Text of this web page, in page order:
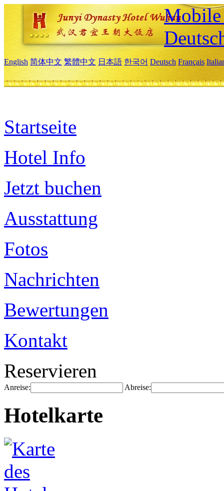
Mobile
English 简体中文 繁體中文 日本語 한국어 Deutsch Français
Startseite
Hotel Info
Jetzt buchen
Ausstattung
Fotos
Nachrichten
Bewertungen
Kontakt
Reservieren
Anreise: Abreise:
Hotelkarte